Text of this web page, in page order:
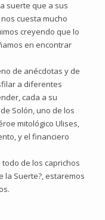
suerte que a sus
cuesta mucho
creyendo que lo
en encontrar
de anécdotas y de
a diferentes
cada a su
Solón, uno de los
mitológico Ulises,
y el financiero
de los caprichos
la Suerte?, estaremos